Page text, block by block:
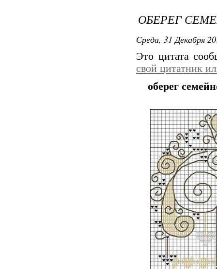
ОБЕРЕГ
Среда, 31 Декабря
Это цитата
свой цитатник
оберег